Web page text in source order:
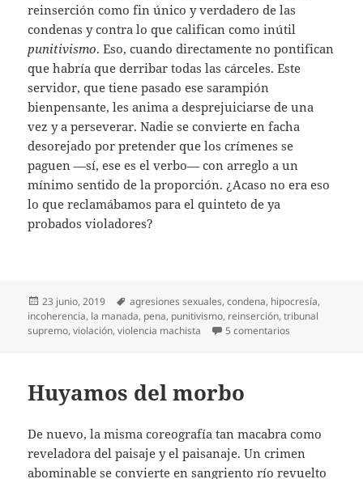
reinserción como fin único y verdadero de las
condenas y contra lo que califican como inútil
punitivismo. Eso, cuando directamente no pontifican
que habría que derribar todas las cárceles. Este
servidor, que tiene pasado ese sarampión
bienpensante, les anima a desprejuiciarse de una
vez y a perseverar. Nadie se convierte en facha
desorejado por pretender que los crímenes se
paguen —sí, ese es el verbo— con arreglo a un
mínimo sentido de la proporción. ¿Acaso no era eso
lo que reclamábamos para el quinteto de ya
probados violadores?
Publicado
el
23 junio, 2019 Etiquetas
agresiones sexuales,condena, hipocresía,
incoherencia, la manada, pena, punitivismo, reinserción,tribunal
supremo,violación,violencia machista 5 comentarios
Huyamos del morbo
De nuevo, la misma coreografía tan macabra como
reveladora del paisaje y el paisanaje. Un crimen
abominable se convierte en sangriento río revuelto